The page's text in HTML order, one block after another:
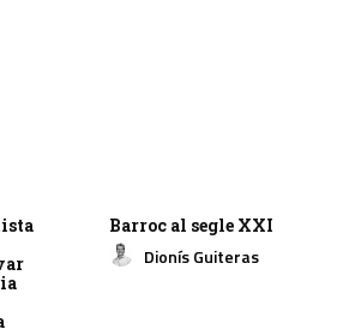
Barroc al segle XXI
Dionís Guiteras